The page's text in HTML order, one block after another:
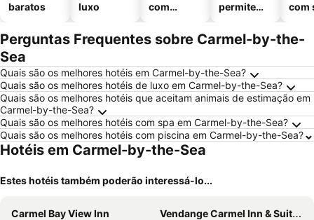
baratos
luxo
com
permitem
com
Perguntas Frequentes sobre Carmel-by-the-
Sea
Quais são os melhores hotéis em Carmel-by-the-Sea?
Quais são os melhores hotéis de luxo em Carmel-by-the-Sea?
Quais são os melhores hotéis que aceitam animais de estimação em
Carmel-by-the-Sea?
Quais são os melhores hotéis com spa em Carmel-by-the-Sea?
Quais são os melhores hotéis com piscina em Carmel-by-the-Sea?
Hotéis em Carmel-by-the-Sea
Estes hotéis também poderão interessá-lo...
Carmel Bay View Inn
Vendange Carmel Inn & Suites